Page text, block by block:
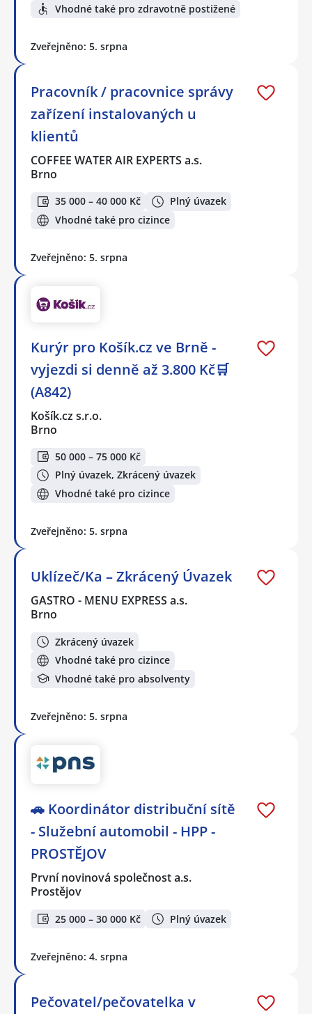
Vhodné také pro zdravotně postižené
Zveřejněno: 5. srpna
Pracovník / pracovnice správy
zařízení instalovaných u
klientů
COFFEE WATER AIR EXPERTS a.s.
Brno
35 000 – 40 000 Kč
Plný úvazek
Vhodné také pro cizince
Zveřejněno: 5. srpna
Kurýr pro Košík.cz ve Brně -
vyjezdi si denně až 3.800 Kč🛒
(A842)
Košík.cz s.r.o.
Brno
50 000 – 75 000 Kč
Plný úvazek, Zkrácený úvazek
Vhodné také pro cizince
Zveřejněno: 5. srpna
Uklízeč/Ka – Zkrácený Úvazek
GASTRO - MENU EXPRESS a.s.
Brno
Zkrácený úvazek
Vhodné také pro cizince
Vhodné také pro absolventy
Zveřejněno: 5. srpna
🚗 Koordinátor distribuční sítě
- Služební automobil - HPP -
PROSTĚJOV
První novinová společnost a.s.
Prostějov
25 000 – 30 000 Kč Plný úvazek
Zveřejněno: 4. srpna
Pečovatel/pečovatelka v